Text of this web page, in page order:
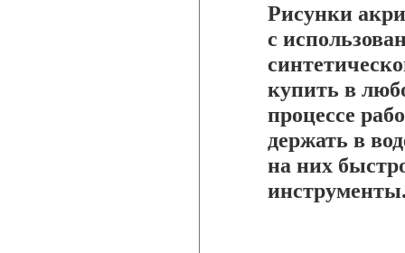
Рисунки
с
купить в
процессе
держать в
на них